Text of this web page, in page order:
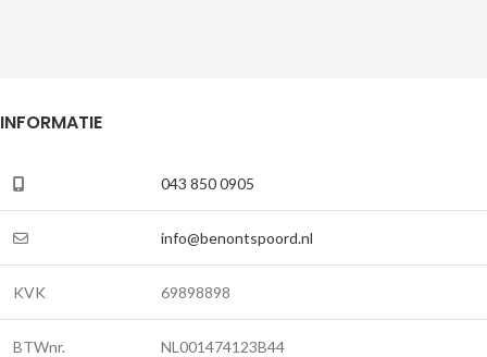
INFORMATIE
043 850 0905
info@benontspoord.nl
KVK 69898898
BTWnr. NL001474123B44